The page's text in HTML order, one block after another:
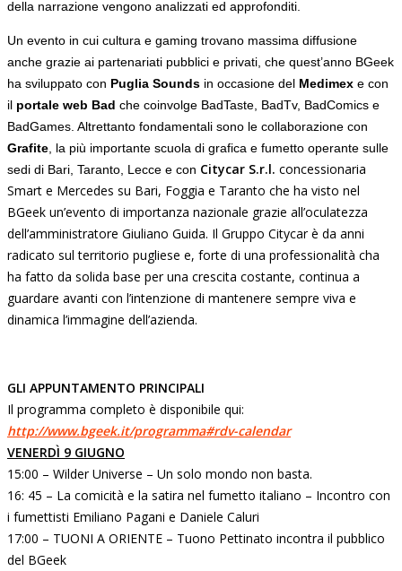
della narrazione vengono analizzati ed approfonditi.
Un evento in cui cultura e gaming trovano massima diffusione
anche grazie ai partenariati pubblici e privati, che quest’anno BGeek
ha sviluppato con Puglia Sounds in occasione del Medimex e con
il portale web Bad che coinvolge BadTaste, BadTv, BadComics e
BadGames. Altrettanto fondamentali sono le collaborazione con
Grafite , la più importante scuola di grafica e fumetto operante sulle
sedi di Bari, Taranto, Lecce e con Citycar S.r.l. concessionaria
Smart e Mercedes su Bari, Foggia e Taranto che ha visto nel
BGeek un’evento di importanza nazionale grazie all’oculatezza
dell’amministratore Giuliano Guida. Il Gruppo Citycar è da anni
radicato sul territorio pugliese e, forte di una professionalità cha
ha fatto da solida base per una crescita costante, continua a
guardare avanti con l’intenzione di mantenere sempre viva e
dinamica l’immagine dell’azienda.
GLI APPUNTAMENTO PRINCIPALI
Il programma completo è disponibile qui:
http://www.bgeek.it/programma#rdv-calendar
VENERDÌ 9 GIUGNO
15:00 – Wilder Universe – Un solo mondo non basta.
16: 45 – La comicità e la satira nel fumetto italiano – Incontro con
i fumettisti Emiliano Pagani e Daniele Caluri
17:00 – TUONI A ORIENTE – Tuono Pettinato incontra il pubblico
del BGeek